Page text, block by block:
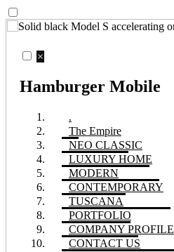
×
Hamburger Mobile
.
The Empire
NEO CLASSIC
LUXURY HOME
MODERN
CONTEMPORARY
TUSCANA
PORTFOLIO
COMPANY PROFILE
CONTACT US